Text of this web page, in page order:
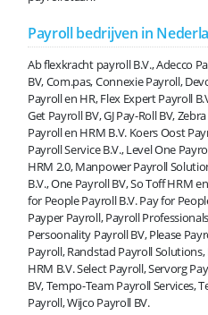
Payroll bedrijven in
Ab flexkracht payroll B.V., Adecco
BV, Com.pas, Connexie Payroll,
Payroll en HR, Flex Expert Payroll
Get Payroll BV, GJ Pay-Roll BV,
Payroll en HRM B.V. Koers Oost
Payroll Service B.V., Level One
HRM 2.0, Manpower Payroll
B.V., One Payroll BV, So Toff HRM
for People Payroll B.V. Pay for
Payper Payroll, Payroll
Persoonality Payroll BV, Please
Payroll, Randstad Payroll
HRM B.V. Select Payroll, Servorg
BV, Tempo-Team Payroll Services,
Payroll, Wijco Payroll BV.